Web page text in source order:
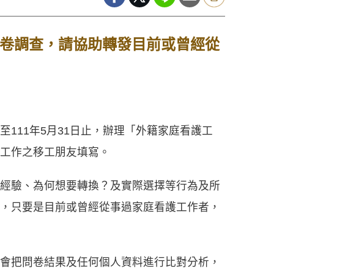
調查，請協助轉發目前或曾經從
111年5月31日止，辦理「外籍家庭看護工
作之移工朋友填寫。
驗、為何想要轉換？及實際選擇等行為及所
只要是目前或曾經從事過家庭看護工作者，
把問卷結果及任何個人資料進行比對分析，